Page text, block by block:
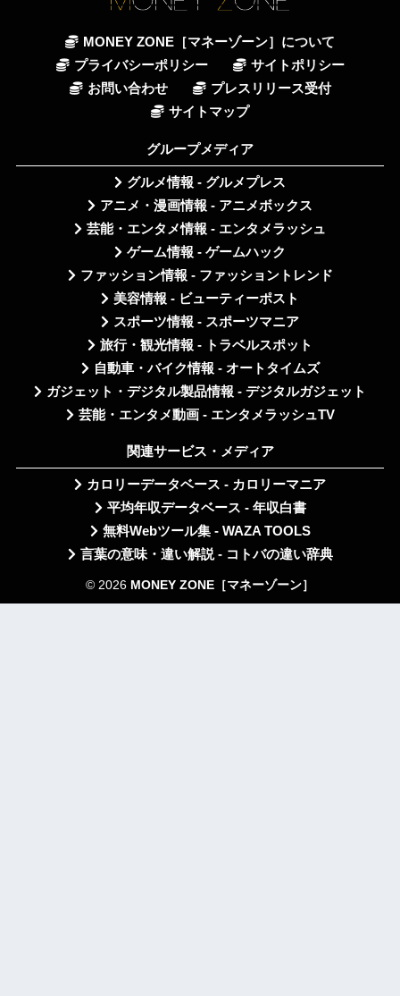
MONEY ZONE［マネーゾーン］について
プライバシーポリシー
サイトポリシー
お問い合わせ
プレスリリース受付
サイトマップ
グループメディア
グルメ情報 - グルメプレス
アニメ・漫画情報 - アニメボックス
芸能・エンタメ情報 - エンタメラッシュ
ゲーム情報 - ゲームハック
ファッション情報 - ファッショントレンド
美容情報 - ビューティーポスト
スポーツ情報 - スポーツマニア
旅行・観光情報 - トラベルスポット
自動車・バイク情報 - オートタイムズ
ガジェット・デジタル製品情報 - デジタルガジェット
芸能・エンタメ動画 - エンタメラッシュTV
関連サービス・メディア
カロリーデータベース - カロリーマニア
平均年収データベース - 年収白書
無料Webツール集 - WAZA TOOLS
言葉の意味・違い解説 - コトバの違い辞典
© 2026 MONEY ZONE［マネーゾーン］